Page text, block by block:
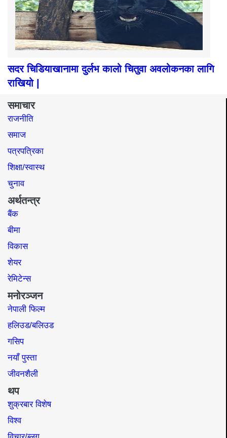
सदर चिडियाखानामा दुर्लभ कालो चितुवा अवलोकनका लागि
राखियो |
समाचार
राजनीति
समाज​
पत्रपत्रिका
शिक्षा/स्वास्थ
चुनाव
अर्थतन्त्र
बैंक
बीमा
विकास
शेयर
रेमिटेन्स
मनोरञ्जन
नेपाली फिल्म
हलिउड/बलिउड
गसिप
नयाँ पुस्ता
जीवनशैली
थप
शुक्रबार विशेष
विश्व